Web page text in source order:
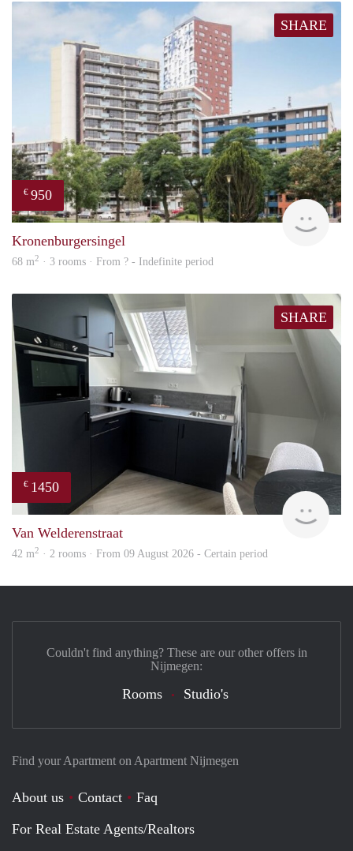
SHARE
€ 950
rent
Kronenburgersingel
68 m2 · 3 rooms · From ? - Indefinite period
SHARE
€ 1450
Next
Van Welderenstraat
42 m2 · 2 rooms · From 09 August 2026 - Certain period
Find your Apartment on Apartment Nijmegen
About us Contact
Faq
For Real Estate Agents/Realtors
Couldn't find anything? These are our other offers in
Nijmegen:
Rooms Studio's